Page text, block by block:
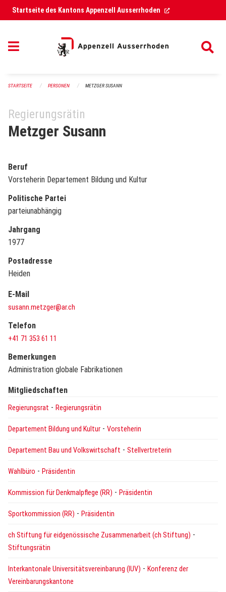
Navigation überspringen
Startseite des Kantons Appenzell Ausserrhoden (External Link)
STARTSEITE PERSONEN METZGER SUSANN
Regierungsrätin
Metzger Susann
Beruf
Vorsteherin Departement Bildung und Kultur
Politische Partei
parteiunabhängig
Jahrgang
1977
Postadresse
Heiden
E-Mail
susann.metzger@ar.ch
Telefon
+41 71 353 61 11
Bemerkungen
Administration globale Fabrikationen
Mitgliedschaften
Regierungsrat - Regierungsrätin
Departement Bildung und Kultur - Vorsteherin
Departement Bau und Volkswirtschaft - Stellvertreterin
Wahlbüro - Präsidentin
Kommission für Denkmalpflege (RR) - Präsidentin
Sportkommission (RR) - Präsidentin
ch Stiftung für eidgenössische Zusammenarbeit (ch Stiftung) -
Stiftungsrätin
Interkantonale Universitätsvereinbarung (IUV) - Konferenz der
Vereinbarungskantone